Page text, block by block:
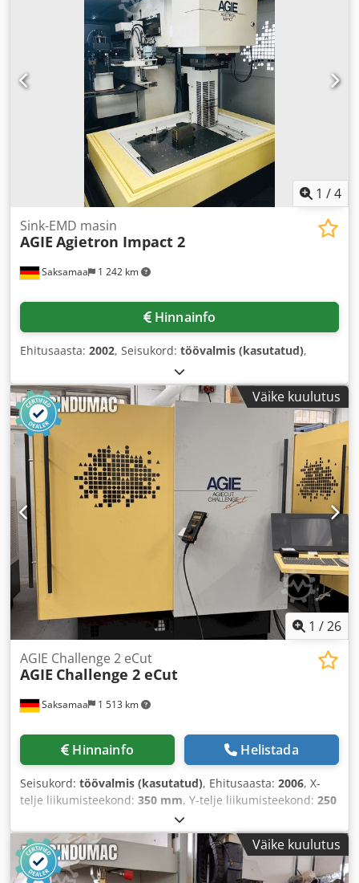
1 /4
Saksamaa 1 242 km
Sink-EMD masin
AGIE Agietron Impact 2
Hinnainfo
Ehitusaasta: 2002, Seisukord: töövalmis (kasutatud),
Väike kuulutus
1 /26
Saksamaa 1 513 km
AGIE Challenge 2 eCut
AGIE Challenge 2 eCut
Hinnainfo Helistada
Seisukord: töövalmis (kasutatud), Ehitusaasta: 2006, X-
telje liikumisteekond: 350 mm, Y-telje liikumisteekond: 250
, Z-telje liikumisteekond:256 mm
telgede arv:3, See 3-teljeline AGIE Challenge 2 eCut
traadikeermismasin on valmistatud 2006. aastal. See
pakub täpset elektritöötlusvõimekust, mis on ideaalne
Väike kuulutus